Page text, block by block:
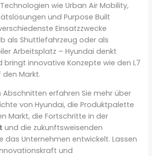
wie Urban Air Mobility,
und Purpose Built
Einsatzzwecke
als Shuttlefahrzeug oder als
Arbeitsplatz – Hyundai denkt
bringt innovative Konzepte wie den L7
Markt.
erfahren Sie mehr über
von Hyundai, die Produktpalette
Markt, die Fortschritte in der
und die zukunftsweisenden
das Unternehmen entwickelt. Lassen
und